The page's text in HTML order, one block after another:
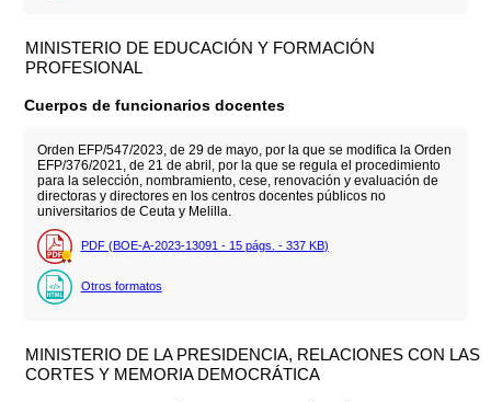
MINISTERIO DE EDUCACIÓN Y FORMACIÓN
PROFESIONAL
Cuerpos de funcionarios docentes
Orden EFP/547/2023, de 29 de mayo, por la que se modifica la Orden
EFP/376/2021, de 21 de abril, por la que se regula el procedimiento
para la selección, nombramiento, cese, renovación y evaluación de
directoras y directores en los centros docentes públicos no
universitarios de Ceuta y Melilla.
PDF (BOE-A-2023-13091 - 15 págs. - 337 KB)
Otros formatos
MINISTERIO DE LA PRESIDENCIA, RELACIONES CON LAS
CORTES Y MEMORIA DEMOCRÁTICA